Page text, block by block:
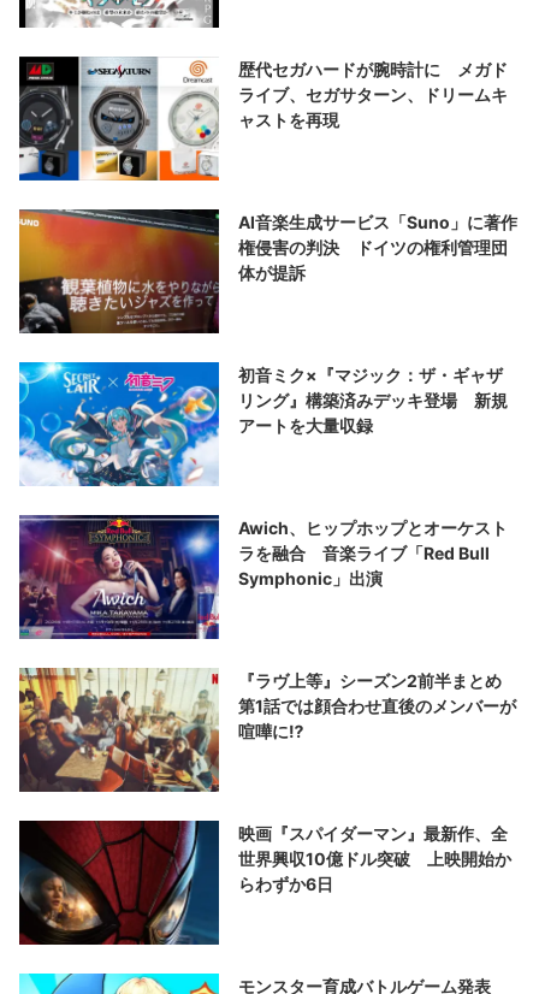
歴代セガハードが腕時計に メガド
ライブ、セガサターン、ドリームキ
ャストを再現
AI音楽生成サービス「Suno」に著作
権侵害の判決 ドイツの権利管理団
体が提訴
初音ミク×『マジック：ザ・ギャザ
リング』構築済みデッキ登場 新規
アートを大量収録
Awich、ヒップホップとオーケスト
ラを融合 音楽ライブ「Red Bull
Symphonic」出演
『ラヴ上等』シーズン2前半まとめ
第1話では顔合わせ直後のメンバーが
喧嘩に⁉︎
映画『スパイダーマン』最新作、全
世界興収10億ドル突破 上映開始か
らわずか6日
モンスター育成バトルゲーム発表